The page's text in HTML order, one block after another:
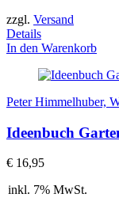
zzgl. Versand
Details
In den Warenkorb
Peter Himmelhuber,
Ideenbuch
€ 16,95
inkl. 7% MwSt.